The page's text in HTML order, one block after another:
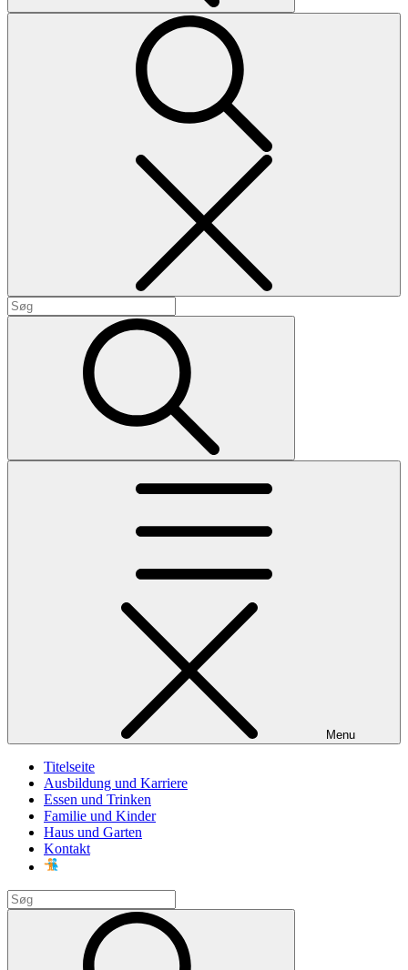
Search
for:
Menu
Titelseite
Ausbildung und Karriere
Essen und Trinken
Familie und Kinder
Haus und Garten
Kontakt
Search
for: